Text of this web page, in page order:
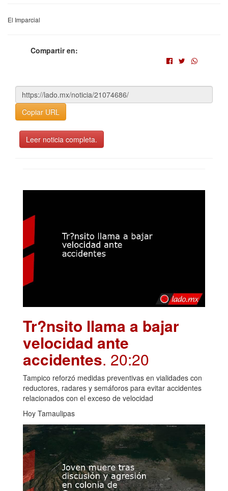
El Imparcial
Compartir en:
Copiar URL
Leer noticia completa.
Tr?nsito llama a bajar
velocidad ante
accidentes. 20:20
Tampico reforzó medidas preventivas en vialidades con
reductores, radares y semáforos para evitar accidentes
relacionados con el exceso de velocidad
Hoy Tamaulipas